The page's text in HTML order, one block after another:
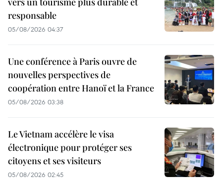
responsable
05/08/2026 04:37
Une conférence à Paris ouvre de
nouvelles perspectives de
coopération entre Hanoï et la France
05/08/2026 03:38
Le Vietnam accélère le visa
électronique pour protéger ses
citoyens et ses visiteurs
05/08/2026 02:45